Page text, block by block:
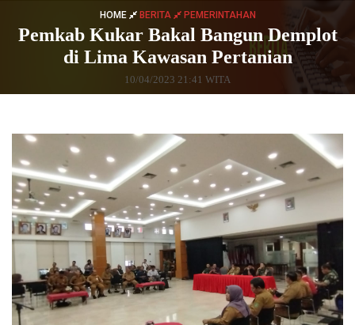
HOME BERITA PEMERINTAHAN
Pemkab Kukar Bakal Bangun Demplot
di Lima Kawasan Pertanian
10/04/2023 21:41 WITA